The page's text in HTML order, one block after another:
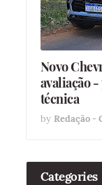
Novo
avaliação
técnica
by Redação -
Categories